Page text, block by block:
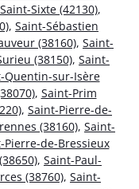
Saint-Sixte (42130),
, Saint-Sébastien
(38160), Saint-
(38150), Saint-
Quentin-sur-Isère
, Saint-Prim
, Saint-Pierre-de-
(38160), Saint-
Pierre-de-Bressieux
, Saint-Paul-
(38760), Saint-